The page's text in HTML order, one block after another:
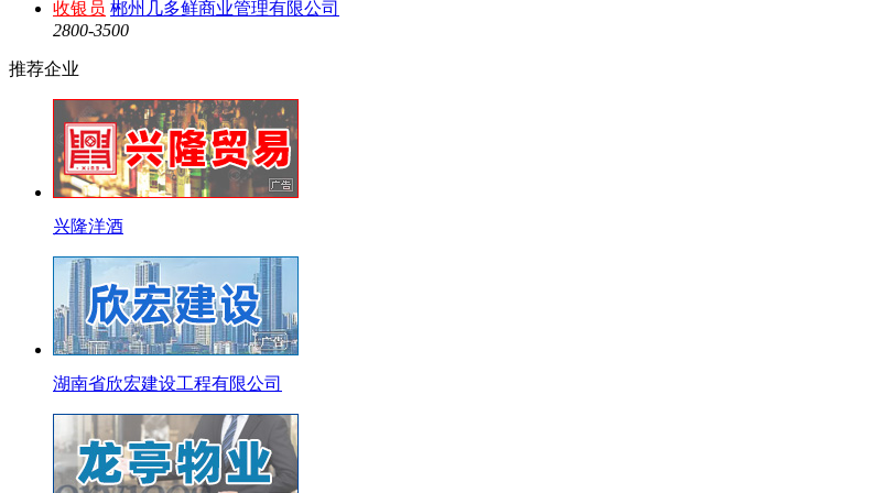
收银员 郴州几多鲜商业管理有限公司
2800-3500
推荐企业
兴隆洋酒
湖南省欣宏建设工程有限公司